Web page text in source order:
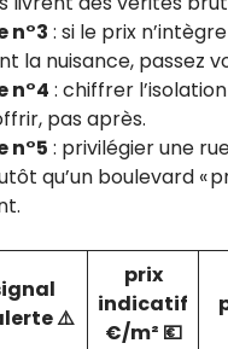
n°3 : si le prix
la nuisance, passez
n°4 : chiffrer
pas après.
n°5 : privilégier une
qu’un boulevard «
⚠️
prix
indicatif
€/m² 💶